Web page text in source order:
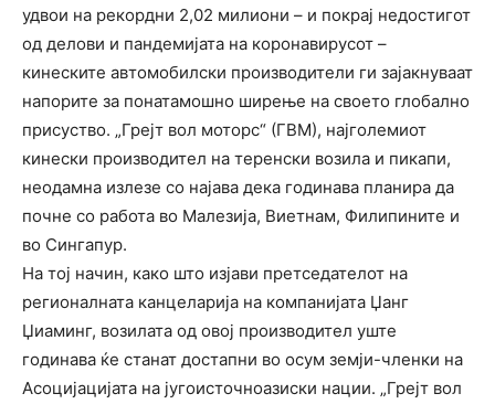
удвои на рекордни 2,02 милиони – и покрај недостигот
од делови и пандемијата на коронавирусот –
кинеските автомобилски производители ги зајакнуваат
напорите за понатамошно ширење на своето глобално
присуство. „Грејт вол моторс“ (ГВМ), најголемиот
кинески производител на теренски возила и пикапи,
неодамна излезе со најава дека годинава планира да
почне со работа во Малезија, Виетнам, Филипините и
во Сингапур.
На тој начин, како што изјави претседателот на
регионалната канцеларија на компанијата Џанг
Џиаминг, возилата од овој производител уште
годинава ќе станат достапни во осум земји-членки на
Асоцијацијата на југоисточноазиски нации. „Грејт вол